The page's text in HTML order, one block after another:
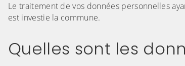
Le traitement de vos données personnelles
est investie la commune.
Quelles sont les